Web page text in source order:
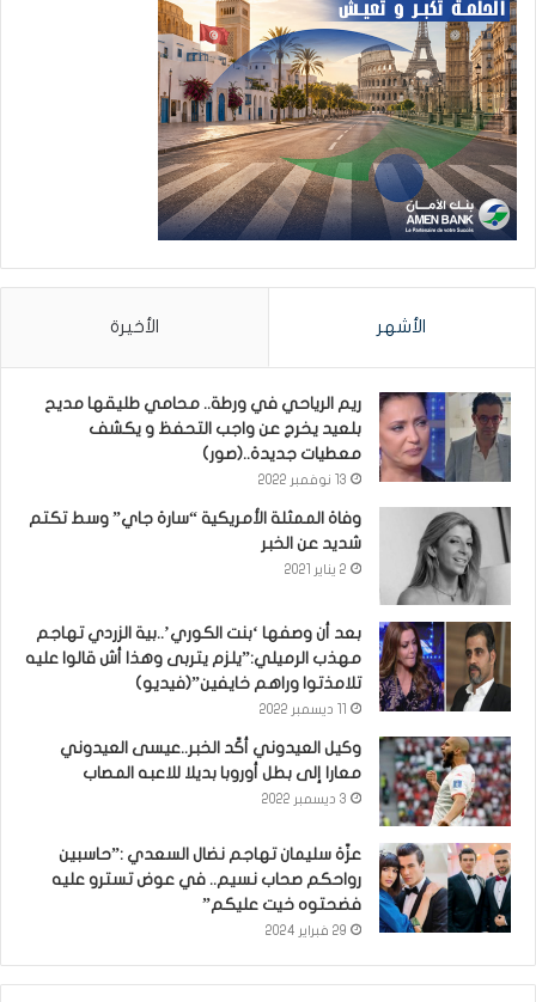
الأشهر الأخيرة
ريم الرياحي في ورطة.. محامي طليقها مديح
بلعيد يخرج عن واجب التحفظ و يكشف
معطيات جديدة..(صور)
13 نوفمبر 2022
وفاة الممثلة الأمريكية “سارة جاي” وسط تكتم
شديد عن الخبر
2 يناير 2021
بعد أن وصفها ‘بنت الكوري’..بية الزردي تهاجم
مهذب الرميلي:”يلزم يتربى وهذا أش قالوا عليه
تلامذتوا وراهم خايفين”(فيديو)
وكيل العيدوني أكّد الخبر..عيسى العيدوني
معارا إلى بطل أوروبا بديلا للاعبه المصاب
3 ديسمبر 2022
عزّة سليمان تهاجم نضال السعدي :”حاسبين
رواحكم صحاب نسيم.. في عوض تسترو عليه
فضحتوه خيت عليكم”
29 فبراير 2024